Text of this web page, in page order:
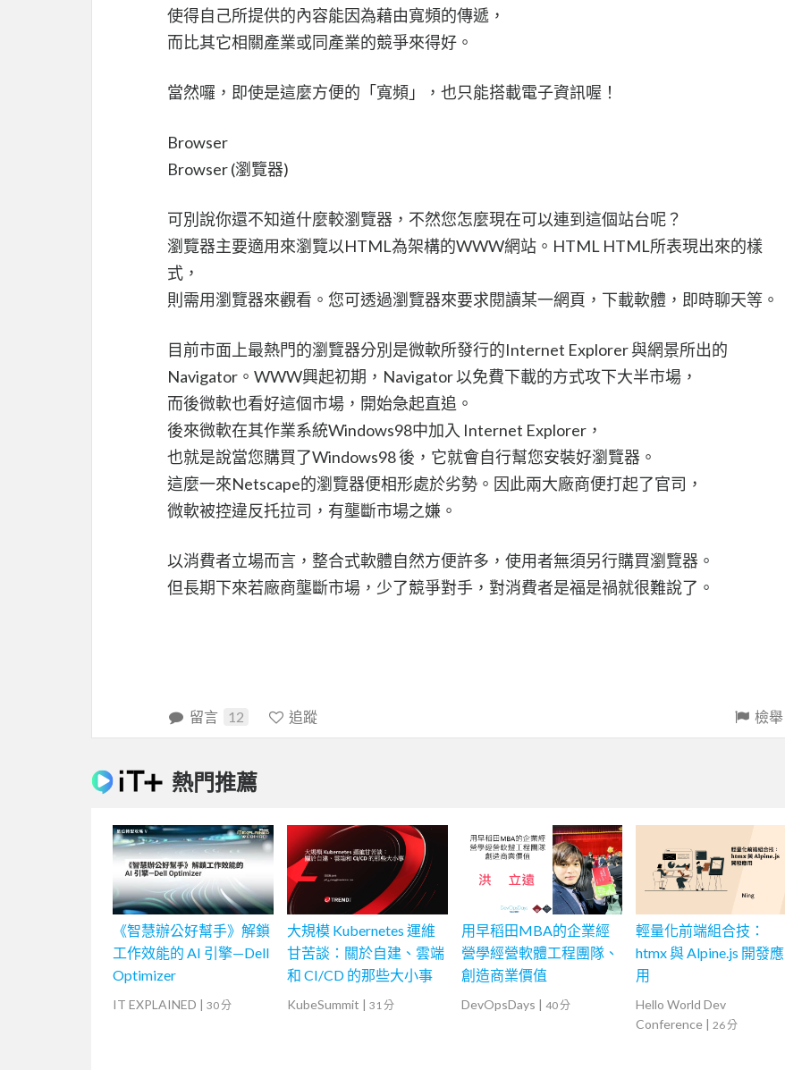
使得自己所提供的內容能因為藉由寬頻的傳遞，
而比其它相關產業或同產業的競爭來得好。
當然囉，即使是這麼方便的「寬頻」，也只能搭載電子資訊喔！
Browser
Browser (瀏覽器)
可別說你還不知道什麼較瀏覽器，不然您怎麼現在可以連到這個站台呢？
瀏覽器主要適用來瀏覽以HTML為架構的WWW網站。HTML HTML所表現出來的樣
式，
則需用瀏覽器來觀看。您可透過瀏覽器來要求閱讀某一網頁，下載軟體，即時聊天等。
目前市面上最熱門的瀏覽器分別是微軟所發行的Internet Explorer 與網景所出的
Navigator。WWW興起初期，Navigator 以免費下載的方式攻下大半市場，
而後微軟也看好這個市場，開始急起直追。
後來微軟在其作業系統Windows98中加入 Internet Explorer，
也就是說當您購買了Windows98 後，它就會自行幫您安裝好瀏覽器。
這麼一來Netscape的瀏覽器便相形處於劣勢。因此兩大廠商便打起了官司，
微軟被控違反托拉司，有壟斷市場之嫌。
以消費者立場而言，整合式軟體自然方便許多，使用者無須另行購買瀏覽器。
但長期下來若廠商壟斷市場，少了競爭對手，對消費者是福是禍就很難說了。
留言 12 追蹤 檢舉
熱門推薦
《智慧辦公好幫手》解鎖
工作效能的 AI 引擎—Dell
Optimizer
IT EXPLAINED | 30 分
大規模 Kubernetes 運維
甘苦談：關於自建、雲端
和 CI/CD 的那些大小事
KubeSummit | 31 分
用早稻田MBA的企業經
營學經營軟體工程團隊、
創造商業價值
DevOpsDays | 40 分
輕量化前端組合技：
htmx 與 Alpine.js 開發應
用
Hello World Dev
Conference | 26 分